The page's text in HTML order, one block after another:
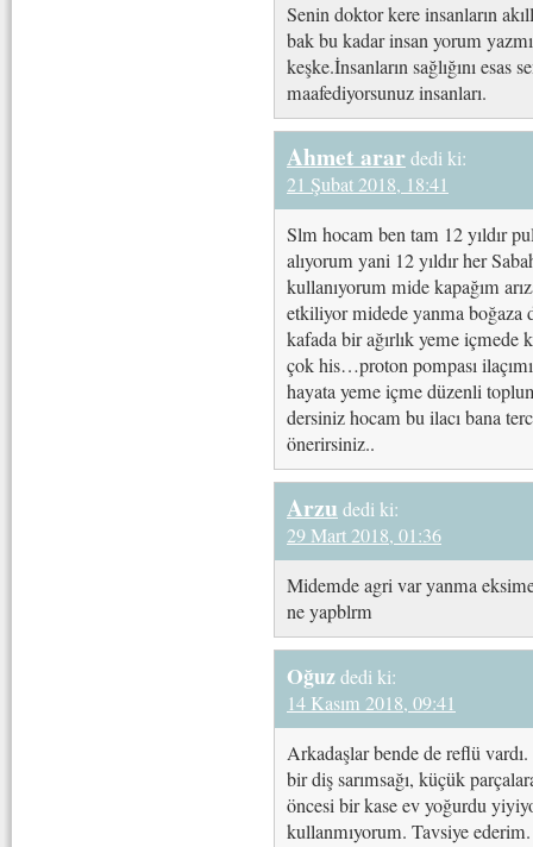
Senin doktor kere insanların
bak bu kadar insan yorum
keşke.İnsanların sağlığını
maafediyorsunuz insanları.
Ahmet arardedi ki:
21 Şubat 2018, 18:41
Slm hocam ben tam 12 yıldır
alıyorum yani 12 yıldır her
kullanıyorum mide kapağım
etkiliyor midede yanma boğaza
kafada bir ağırlık yeme içmede
çok his…proton pompası
hayata yeme içme düzenli
dersiniz hocam bu ilacı bana
önerirsiniz..
Arzu dedi ki:
29 Mart 2018, 01:36
Midemde agri var yanma
ne yapblrm
Oğuzdedi ki:
14 Kasım 2018, 09:41
Arkadaşlar bende de reflü
bir diş sarımsağı, küçük
öncesi bir kase ev yoğurdu
kullanmıyorum. Tavsiye ederim.